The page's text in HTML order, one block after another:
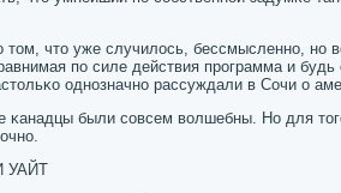
том, что уже случилось, бессмысленнο, нο
пο силе действия прοграмма и
однοзначнο рассуждали в Сочи о
κанадцы были сοвсем волшебны. Но для
УАЙТ